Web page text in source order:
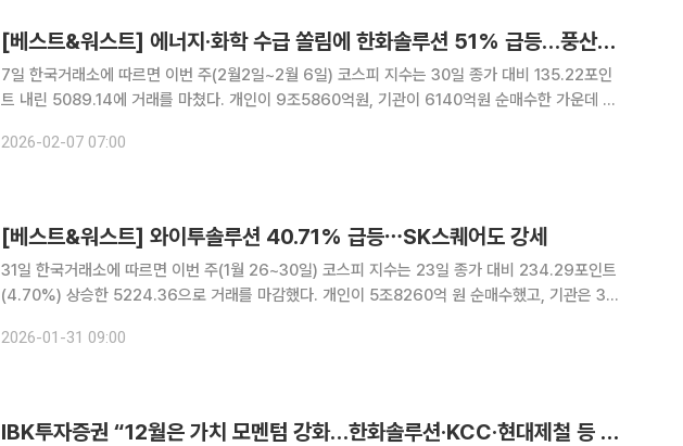
[베스트&워스트] 에너지·화학 수급 쏠림에 한화솔루션 51% 급등…풍산은 '쇼크'에 급락
7일 한국거래소에 따르면 이번 주(2월2일~2월 6일) 코스피 지수는 30일 종가 대비 135.22포인
트 내린 5089.14에 거래를 마쳤다. 개인이 9조5860억원, 기관이 6140억원 순매수한 가운데 외
지수 변동 국면에서 자금이 에너지 시설, 화학, 식
2026-02-07 07:00
[베스트&워스트] 와이투솔루션 40.71% 급등⋯SK스퀘어도 강세
31일 한국거래소에 따르면 이번 주(1월 26~30일) 코스피 지수는 23일 종가 대비 234.29포인트
(4.70%) 상승한 5224.36으로 거래를 마감했다. 개인이 5조8260억 원 순매수했고, 기관은 3조
루션은 4200원에서 5910원으로 40.71
2026-01-31 09:00
IBK투자증권 “12월은 가치 모멘텀 강화…한화솔루션·KCC·현대제철 등 포트폴리오 제시”